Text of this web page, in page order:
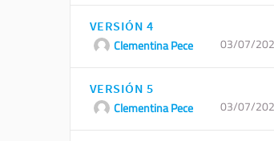
VERSIÓN 4
Clementina Pece 03/07/
VERSIÓN 5
Clementina Pece 03/07/